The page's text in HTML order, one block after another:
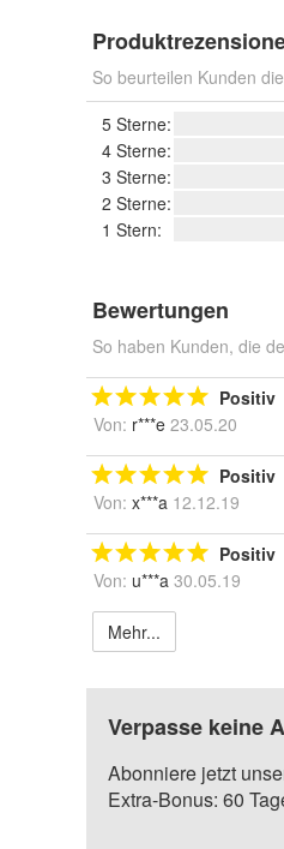
So beurteilen Kunden
5 Sterne:
4 Sterne:
3 Sterne:
2 Sterne:
1 Stern:
Bewertungen
So haben Kunden, die
Positiv
Von: r***e 23.05.20
Positiv
Von: x***a 12.12.19
Positiv
Von: u***a 30.05.19
Mehr...
Verpasse keine
Abonniere jetzt
Extra-Bonus: 60